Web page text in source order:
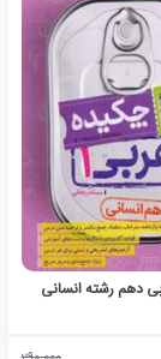
دهم رشته انسانی